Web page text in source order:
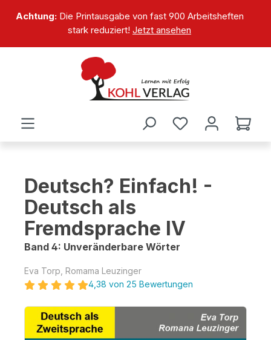
springen
Achtung:Die Printausgabe von fast 900 Arbeitsheften
stark reduziert! Jetzt ansehen
Deutsch? Einfach! -
Deutsch als
Fremdsprache IV
Band 4: Unveränderbare Wörter
Eva Torp, Romama Leuzinger
4,38 von 25 Bewertungen
Bildergalerie überspringen